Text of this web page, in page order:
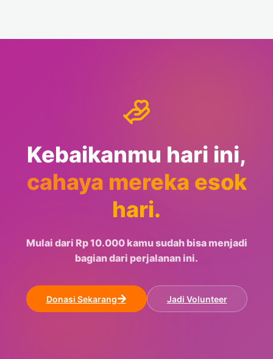
Kebaikanmu hari ini,
cahaya mereka esok
hari.
Mulai dari Rp 10.000 kamu sudah bisa menjadi
bagian dari perjalanan ini.
Donasi Sekarang Jadi Volunteer